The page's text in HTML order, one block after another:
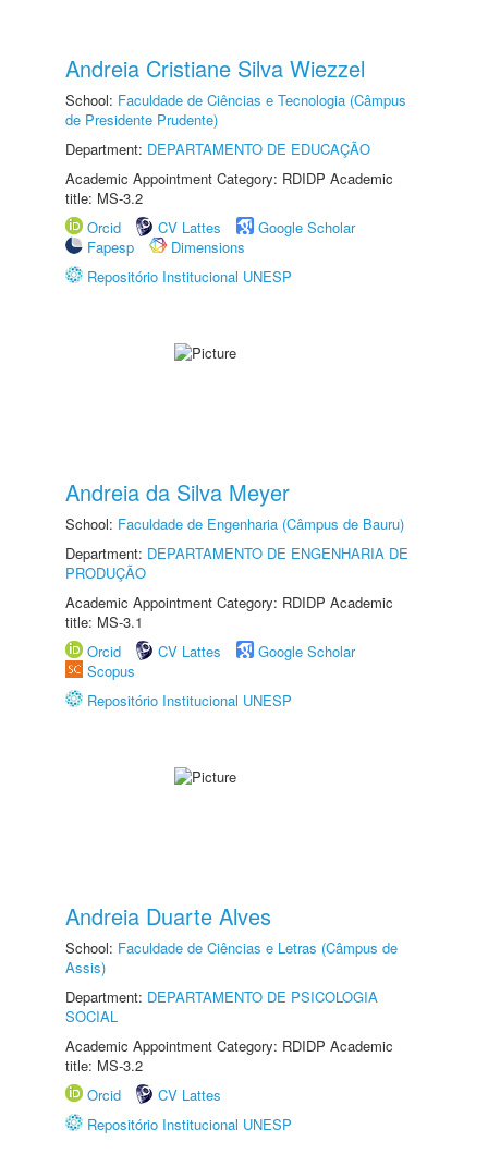
Andreia Cristiane Silva Wiezzel
School: Faculdade de Ciências e Tecnologia (Câmpus
de Presidente Prudente)
Department: DEPARTAMENTO DE EDUCAÇÃO
Academic Appointment Category: RDIDP Academic
title: MS-3.2
Orcid
CV Lattes
Google Scholar
Fapesp
Dimensions
Repositório Institucional UNESP
Andreia da Silva Meyer
School: Faculdade de Engenharia (Câmpus de Bauru)
Department: DEPARTAMENTO DE ENGENHARIA DE
PRODUÇÃO
Academic Appointment Category: RDIDP Academic
title: MS-3.1
Orcid
CV Lattes
Google Scholar
Scopus
Repositório Institucional UNESP
Andreia Duarte Alves
School: Faculdade de Ciências e Letras (Câmpus de
Assis)
Department: DEPARTAMENTO DE PSICOLOGIA
SOCIAL
Academic Appointment Category: RDIDP Academic
title: MS-3.2
Orcid
CV Lattes
Repositório Institucional UNESP